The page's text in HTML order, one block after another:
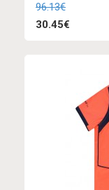
96.13€
30.45€